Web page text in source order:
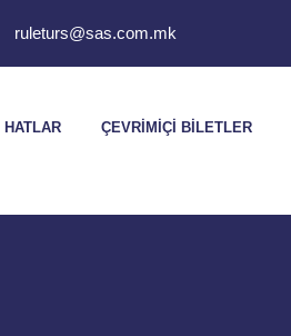
ruleturs@sas.com.mk
HATLAR ÇEVRIMIÇI BILETLER